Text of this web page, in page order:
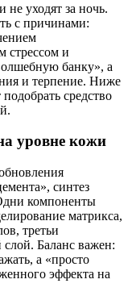
уходят за ночь.
с причинами:
стрессом и
банку», а
и терпение. Ниже
средство
уровне кожи
синтез
компоненты
матрикса,
третьи
Баланс важен:
а «просто
эффекта на